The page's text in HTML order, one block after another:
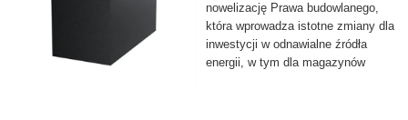
nowelizację Prawa budowlanego,
która wprowadza istotne zmiany dla
inwestycji w odnawialne źródła
energii, w tym dla magazynów